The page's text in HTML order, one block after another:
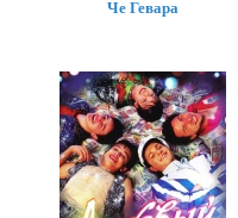
Че Гевара